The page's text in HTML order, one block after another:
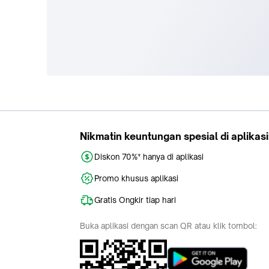
Nikmatin keuntungan spesial di
Diskon 70%* hanya di aplikasi
Promo khusus aplikasi
Gratis Ongkir tiap hari
Buka aplikasi dengan scan QR atau klik tombol: